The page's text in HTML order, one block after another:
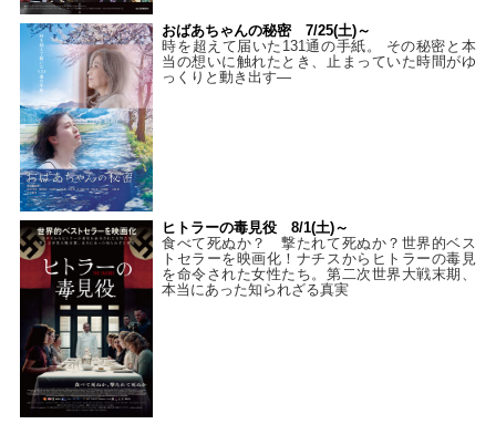
おばあちゃんの秘密 7/25(土)～
時を超えて届いた131通の手紙。 その秘密と本
当の想いに触れたとき、止まっていた時間がゆ
っくりと動き出す―
ヒトラーの毒見役 8/1(土)～
食べて死ぬか？ 撃たれて死ぬか？世界的ベス
トセラーを映画化！ナチスからヒトラーの毒見
を命令された女性たち。第二次世界大戦末期、
本当にあった知られざる真実